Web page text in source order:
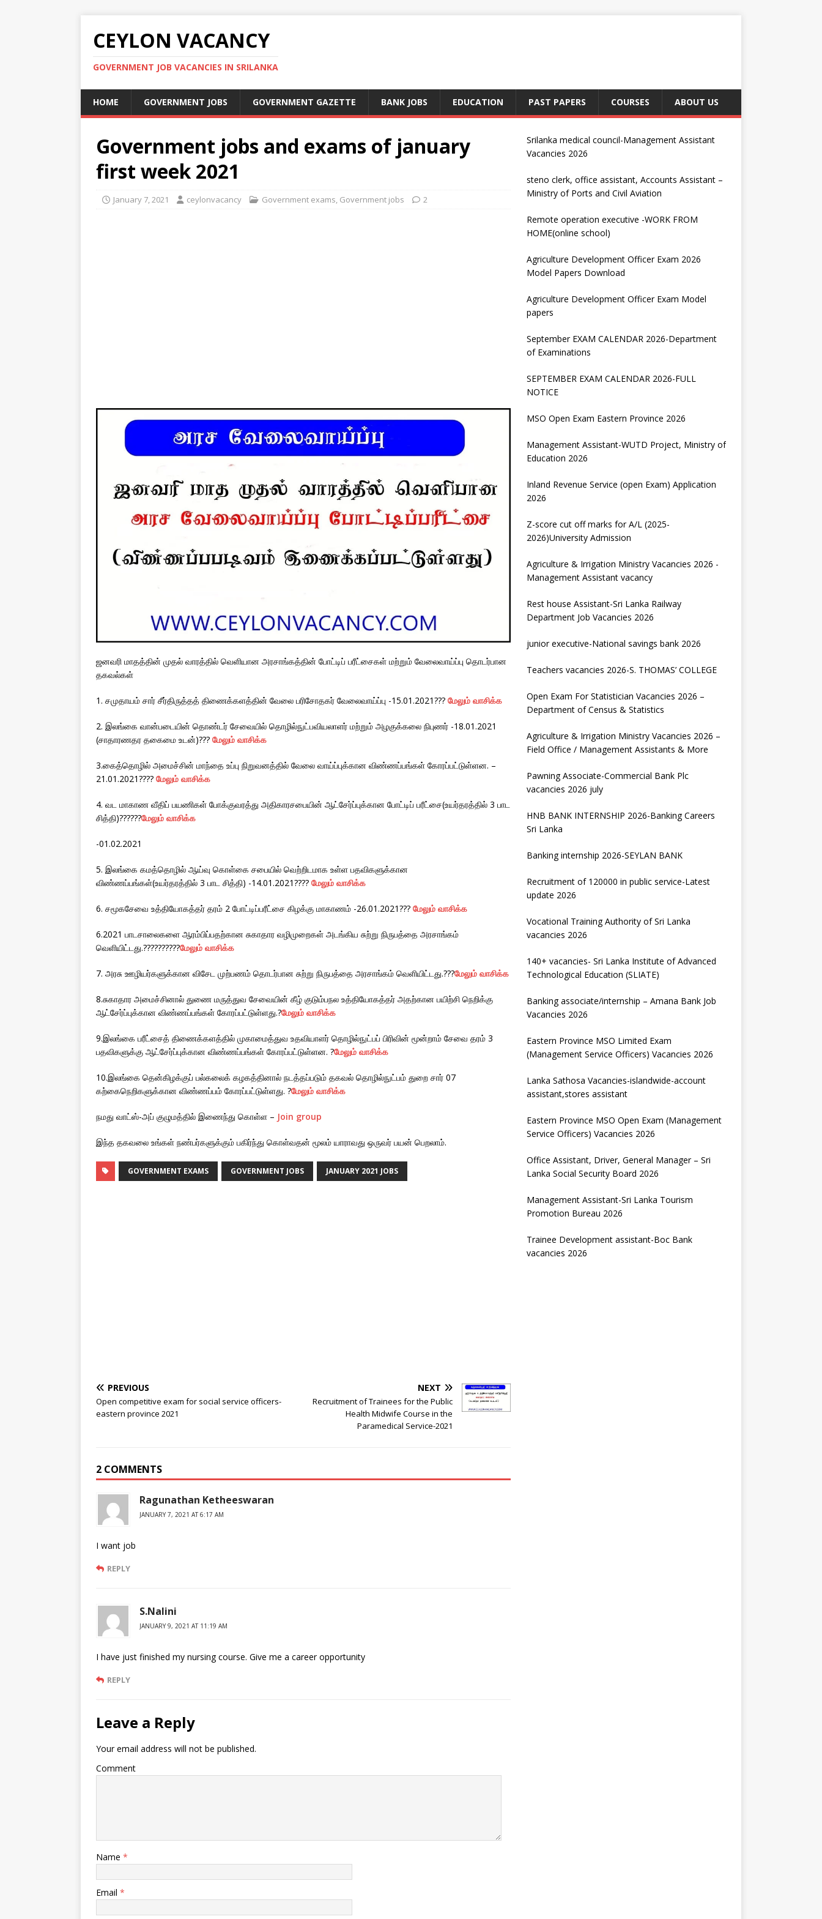
CEYLON VACANCY
GOVERNMENT JOB VACANCIES IN SRILANKA
HOME GOVERNMENT JOBS GOVERNMENT GAZETTE BANK JOBS EDUCATION PAST PAPERS COURSES ABOUT US
Government jobs and exams of january
first week 2021
January 7, 2021 ceylonvacancy Government exams, Government jobs 2
ஜனவரி மாதத்தின் முதல் வாரத்தில் வெளியான அரசாங்கத்தின் போட்டிப் பரீட்சைகள் மற்றும் வேலைவாய்ப்பு தொடர்பான
தகவல்கள்
1. சமுதாயம் சார் சீர்திருத்தத் திணைக்களத்தின் வேலை பரிசோதகர் வேலைவாய்ப்பு -15.01.2021??? மேலும் வாசிக்க
2. இலங்கை வான்படையின் தொண்டர் சேவையில் தொழில்நுட்பவியலாளர் மற்றும் அழகுக்கலை நிபுணர் -18.01.2021
(சாதாரணதர தகைமை உடன்)??? மேலும் வாசிக்க
3.கைத்தொழில் அமைச்சின் மாந்தை உப்பு நிறுவனத்தில் வேலை வாய்ப்புக்கான விண்ணப்பங்கள் கோரப்பட்டுள்ளன. –
21.01.2021???? மேலும் வாசிக்க
4. வட மாகாண வீதிப் பயணிகள் போக்குவரத்து அதிகாரசபையின் ஆட்சேர்ப்புக்கான போட்டிப் பரீட்சை(உயர்தரத்தில் 3 பாட
சித்தி)??????மேலும் வாசிக்க
-01.02.2021
5. இலங்கை கமத்தொழில் ஆய்வு கொள்கை சபையில் வெற்றிடமாக உள்ள பதவிகளுக்கான
விண்ணப்பங்கள்(உயர்தரத்தில் 3 பாட சித்தி) -14.01.2021???? மேலும் வாசிக்க
6. சமூகசேவை உத்தியோகத்தர் தரம் 2 போட்டிப்பரீட்சை கிழக்கு மாகாணம் -26.01.2021??? மேலும் வாசிக்க
6.2021 பாடசாலைகளை ஆரம்பிப்பதற்கான சுகாதார வழிமுறைகள் அடங்கிய சுற்று நிருபத்தை அரசாங்கம்
வெளியிட்டது.??????????மேலும் வாசிக்க
7. அரசு ஊழியர்களுக்கான விசேட முற்பணம் தொடர்பான சுற்று நிருபத்தை அரசாங்கம் வெளியிட்டது.???மேலும் வாசிக்க
8.சுகாதார அமைச்சினால் துணை மருத்துவ சேவையின் கீழ் குடும்பநல உத்தியோகத்தர் அதற்கான பயிற்சி நெறிக்கு
ஆட்சேர்ப்புக்கான விண்ணப்பங்கள் கோரப்பட்டுள்ளது.?மேலும் வாசிக்க
9.இலங்கை பரீட்சைத் திணைக்களத்தில் முகாமைத்துவ உதவியாளர் தொழில்நுட்பப் பிரிவின் மூன்றாம் சேவை தரம் 3
பதவிகளுக்கு ஆட்சேர்ப்புக்கான விண்ணப்பங்கள் கோரப்பட்டுள்ளன. ?மேலும் வாசிக்க
10.இலங்கை தென்கிழக்குப் பல்கலைக் கழகத்தினால் நடத்தப்படும் தகவல் தொழில்நுட்பம் துறை சார் 07
கற்கைநெறிகளுக்கான விண்ணப்பம் கோரப்பட்டுள்ளது. ?மேலும் வாசிக்க
நமது வாட்ஸ்-அப் குழுமத்தில் இணைந்து கொள்ள – Join group
இந்த தகவலை உங்கள் நண்பர்களுக்கும் பகிர்ந்து கொள்வதன் மூலம் யாராவது ஒருவர் பயன் பெறலாம்.
GOVERNMENT EXAMS GOVERNMENT JOBS JANUARY 2021 JOBS
PREVIOUS
Open competitive exam for social service officers-
eastern province 2021
NEXT
Recruitment of Trainees for the Public
Health Midwife Course in the
Paramedical Service-2021
2 COMMENTS
Ragunathan Ketheeswaran
JANUARY 7, 2021 AT 6:17 AM
I want job
REPLY
S.Nalini
JANUARY 9, 2021 AT 11:19 AM
I have just finished my nursing course. Give me a career opportunity
REPLY
Leave a Reply
Your email address will not be published.
Comment
Name *
Email *
Srilanka medical council-Management Assistant
Vacancies 2026
steno clerk, office assistant, Accounts Assistant –
Ministry of Ports and Civil Aviation
Remote operation executive -WORK FROM
HOME(online school)
Agriculture Development Officer Exam 2026
Model Papers Download
Agriculture Development Officer Exam Model
papers
September EXAM CALENDAR 2026-Department
of Examinations
SEPTEMBER EXAM CALENDAR 2026-FULL
NOTICE
MSO Open Exam Eastern Province 2026
Management Assistant-WUTD Project, Ministry of
Education 2026
Inland Revenue Service (open Exam) Application
2026
Z-score cut off marks for A/L (2025-
2026)University Admission
Agriculture & Irrigation Ministry Vacancies 2026 -
Management Assistant vacancy
Rest house Assistant-Sri Lanka Railway
Department Job Vacancies 2026
junior executive-National savings bank 2026
Teachers vacancies 2026-S. THOMAS’ COLLEGE
Open Exam For Statistician Vacancies 2026 –
Department of Census & Statistics
Agriculture & Irrigation Ministry Vacancies 2026 –
Field Office / Management Assistants & More
Pawning Associate-Commercial Bank Plc
vacancies 2026 july
HNB BANK INTERNSHIP 2026-Banking Careers
Sri Lanka
Banking internship 2026-SEYLAN BANK
Recruitment of 120000 in public service-Latest
update 2026
Vocational Training Authority of Sri Lanka
vacancies 2026
140+ vacancies- Sri Lanka Institute of Advanced
Technological Education (SLIATE)
Banking associate/internship – Amana Bank Job
Vacancies 2026
Eastern Province MSO Limited Exam
(Management Service Officers) Vacancies 2026
Lanka Sathosa Vacancies-islandwide-account
assistant,stores assistant
Eastern Province MSO Open Exam (Management
Service Officers) Vacancies 2026
Office Assistant, Driver, General Manager – Sri
Lanka Social Security Board 2026
Management Assistant-Sri Lanka Tourism
Promotion Bureau 2026
Trainee Development assistant-Boc Bank
vacancies 2026